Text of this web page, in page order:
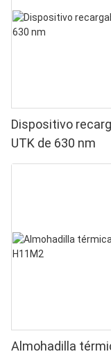
Dispositivo
UTK de 630 nm
Almohadilla